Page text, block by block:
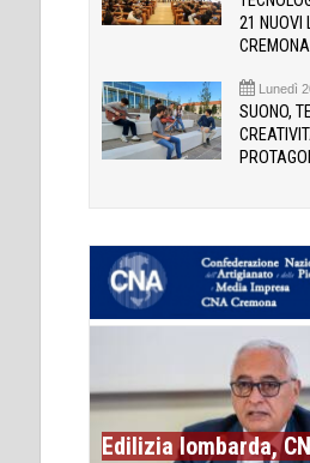
21 NUOVI
CREMONA
Lunedì
SUONO,
Edilizia lombarda,